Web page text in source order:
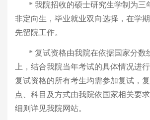
* 我院招收的硕士研究生学制为三
非定向生，毕业就业双向选择，在学
先留院工作。
* 复试资格由我院在依据国家分数
上，结合我院当年考试的具体情况进
复试资格的所有考生均需参加复试，
点、科目及方式由我院依国家相关要
细则详见我院网站。